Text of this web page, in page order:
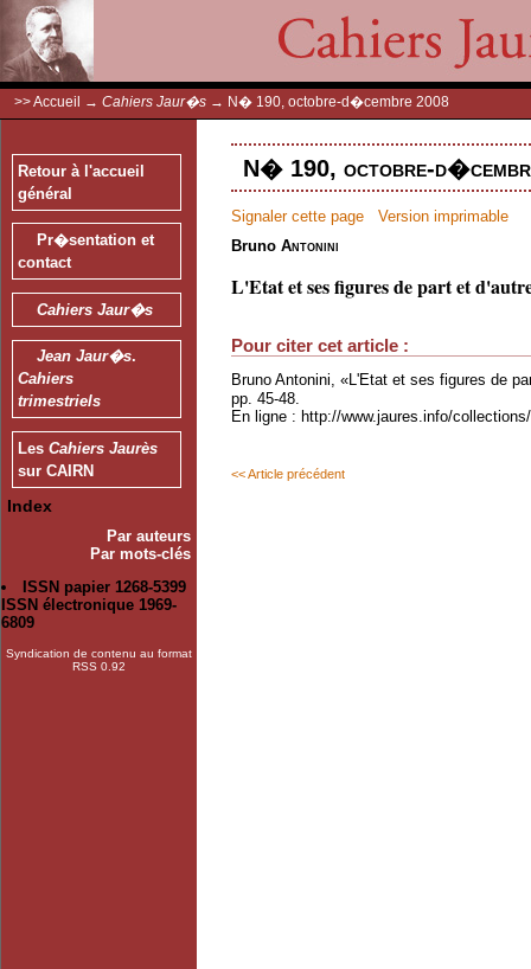
>>Accueil → Cahiers Jaur�s → N� 190, octobre-d�cembre 2008
Retour à l'accueil
général
Pr�sentation et
contact
Cahiers Jaur�s
Jean Jaur�s.
Cahiers
trimestriels
Les Cahiers Jaurès
sur CAIRN
Index
Par auteurs
Par mots-clés
ISSN papier 1268-5399
ISSN électronique 1969-
6809
Syndication de contenu au format
RSS 0.92
N� 190, octobre-
Signaler cette page
Version imprimable
Bruno Antonini
L'Etat et ses figures de part et
Pour citer cet article :
Bruno Antonini, «L'Etat et ses figures de
pp. 45-48.
En ligne : http://www.jaures.info/
<< Article précédent